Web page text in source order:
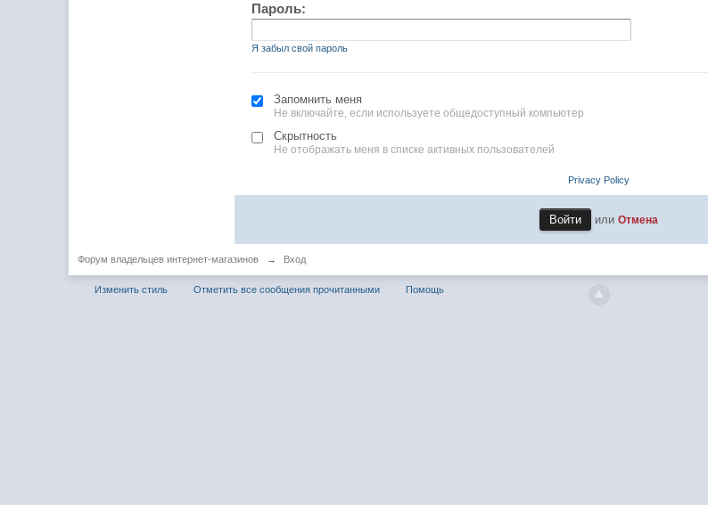
Пароль:
Я забыл свой пароль
Запомнить меня
Не включайте, если используете общедоступный компьютер
Скрытность
Не отображать меня в списке активных пользователей
Privacy Policy
илиОтмена
Форум владельцев интернет-магазинов → Вход
Изменить стиль Отметить все сообщения прочитанными Помощь